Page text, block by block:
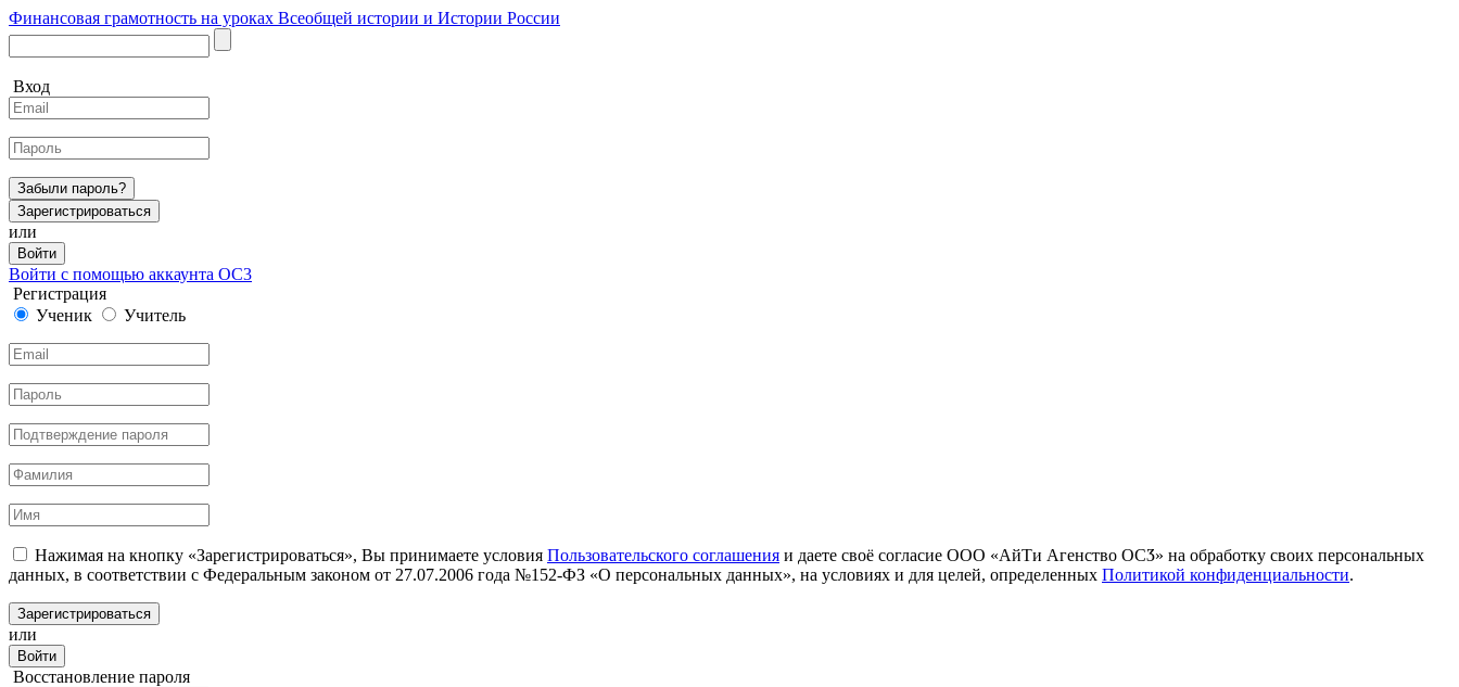
Финансовая грамотность на уроках Всеобщей истории и Истории России
Вход
Забыли пароль?
Зарегистрироваться
или
Войти
Войти с помощью аккаунта ОС3
Регистрация
Ученик
Учитель
Нажимая на кнопку «Зарегистрироваться», Вы принимаете условия Пользовательского соглашения и даете своё согласие ООО «АйТи Агенство ОСӠ» на обработку своих персональных
данных, в соответствии с Федеральным законом от 27.07.2006 года №152-ФЗ «О персональных данных», на условиях и для целей, определенных Политикой конфиденциальности.
Зарегистрироваться
или
Войти
Восстановление пароля